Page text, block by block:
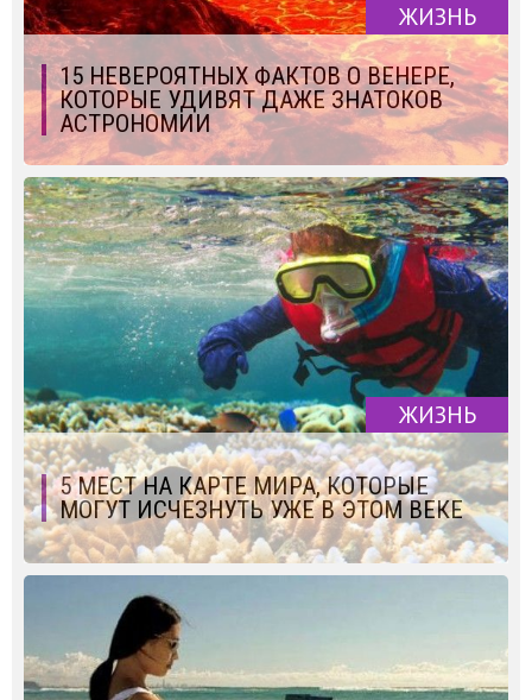
ЖИЗНЬ
15 НЕВЕРОЯТНЫХ ФАКТОВ О ВЕНЕРЕ,
КОТОРЫЕ УДИВЯТ ДАЖЕ ЗНАТОКОВ
АСТРОНОМИИ
ЖИЗНЬ
5 МЕСТ НА КАРТЕ МИРА, КОТОРЫЕ
МОГУТ ИСЧЕЗНУТЬ УЖЕ В ЭТОМ ВЕКЕ